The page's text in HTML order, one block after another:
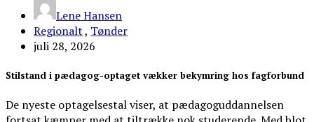
Lene Hansen
Regionalt, Tønder
juli 28, 2026
Stilstand i pædagog-optaget vækker bekymring hos fagforbund
De nyeste optagelsestal viser, at pædagoguddannelsen